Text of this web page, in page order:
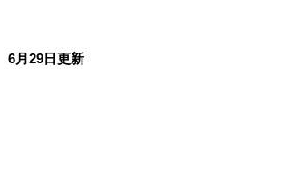
6月29日更新